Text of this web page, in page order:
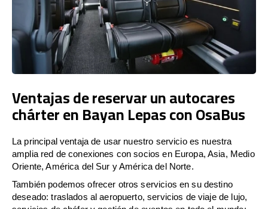
Ventajas de reservar un autocares
chárter en Bayan Lepas con OsaBus
La principal ventaja de usar nuestro servicio es nuestra
amplia red de conexiones con socios en Europa, Asia, Medio
Oriente, América del Sur y América del Norte.
También podemos ofrecer otros servicios en su destino
deseado: traslados al aeropuerto, servicios de viaje de lujo,